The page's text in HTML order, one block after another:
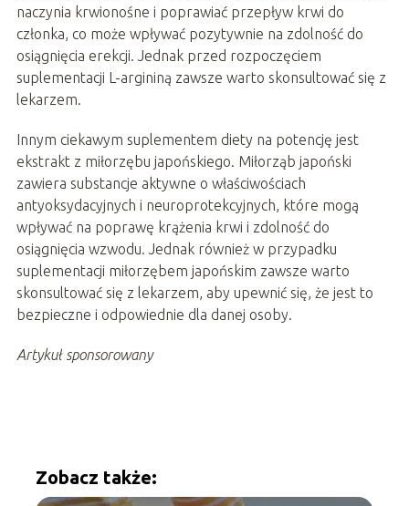
naczynia krwionośne i poprawiać przepływ krwi do
członka, co może wpływać pozytywnie na zdolność do
osiągnięcia erekcji. Jednak przed rozpoczęciem
suplementacji L-argininą zawsze warto skonsultować się z
lekarzem.
Innym ciekawym suplementem diety na potencję jest
ekstrakt z miłorzębu japońskiego. Miłorząb japoński
zawiera substancje aktywne o właściwościach
antyoksydacyjnych i neuroprotekcyjnych, które mogą
wpływać na poprawę krążenia krwi i zdolność do
osiągnięcia wzwodu. Jednak również w przypadku
suplementacji miłorzębem japońskim zawsze warto
skonsultować się z lekarzem, aby upewnić się, że jest to
bezpieczne i odpowiednie dla danej osoby.
Artykuł sponsorowany
Zobacz także: